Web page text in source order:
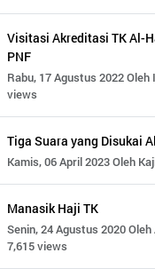
Visitasi Akreditasi TK Al-
PNF
Rabu, 17 Agustus 2022
views
Tiga Suara yang Disukai
Kamis, 06 April 2023 Oleh
Manasik Haji TK
Senin, 24 Agustus 2020
7,615 views